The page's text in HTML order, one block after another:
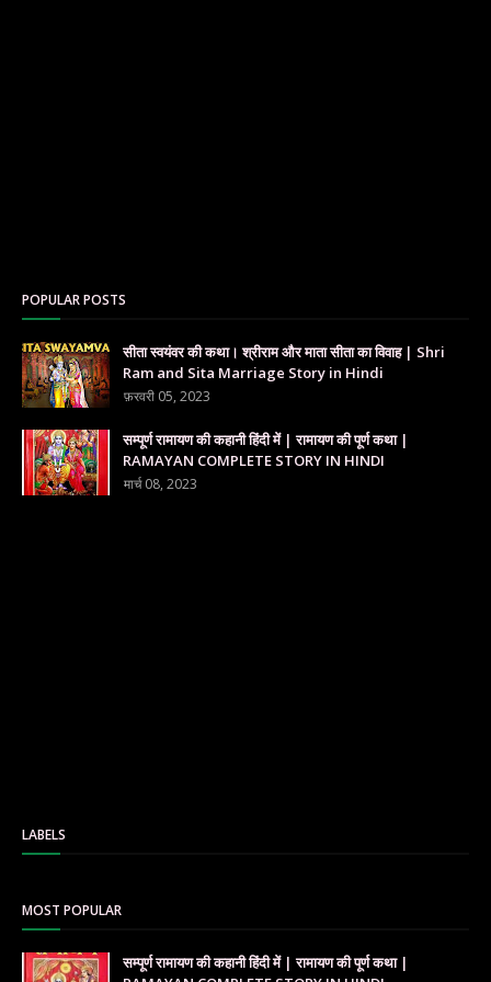
POPULAR POSTS
सीता स्वयंवर की कथा। श्रीराम और माता सीता का विवाह | Shri
Ram and Sita Marriage Story in Hindi
फ़रवरी 05, 2023
सम्पूर्ण रामायण की कहानी हिंदी में | रामायण की पूर्ण कथा |
RAMAYAN COMPLETE STORY IN HINDI
मार्च 08, 2023
LABELS
MOST POPULAR
सम्पूर्ण रामायण की कहानी हिंदी में | रामायण की पूर्ण कथा |